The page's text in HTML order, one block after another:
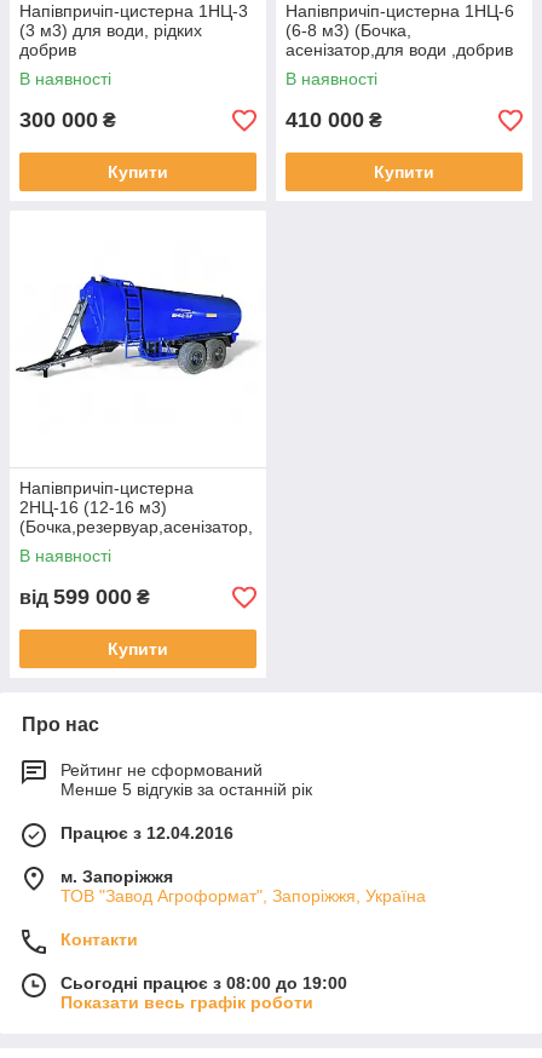
Напівпричіп-цистерна 1НЦ-3
(3 м3) для води, рідких
добрив
(Бочка,Резервуар,Асенізатор,
ВНЦ,МЖТ)
В наявності
300 000 ₴
Купити
Напівпричіп-цистерна 1НЦ-6
(6-8 м3) (Бочка,
асенізатор,для води ,добрив
,МЖТ, ВНЦ для трактора)
В наявності
410 000 ₴
Купити
Напівпричіп-цистерна
2НЦ-16 (12-16 м3)
(Бочка,резервуар,асенізатор,
ВНЦ,МЖТ для води,добрив)
В наявності
від 599 000 ₴
Купити
Про нас
Рейтинг не сформований
Менше 5 відгуків за останній рік
Працює з 12.04.2016
м. Запоріжжя
ТОВ "Завод Агроформат", Запоріжжя, Україна
Контакти
Сьогодні працює з 08:00 до 19:00
Показати весь графік роботи